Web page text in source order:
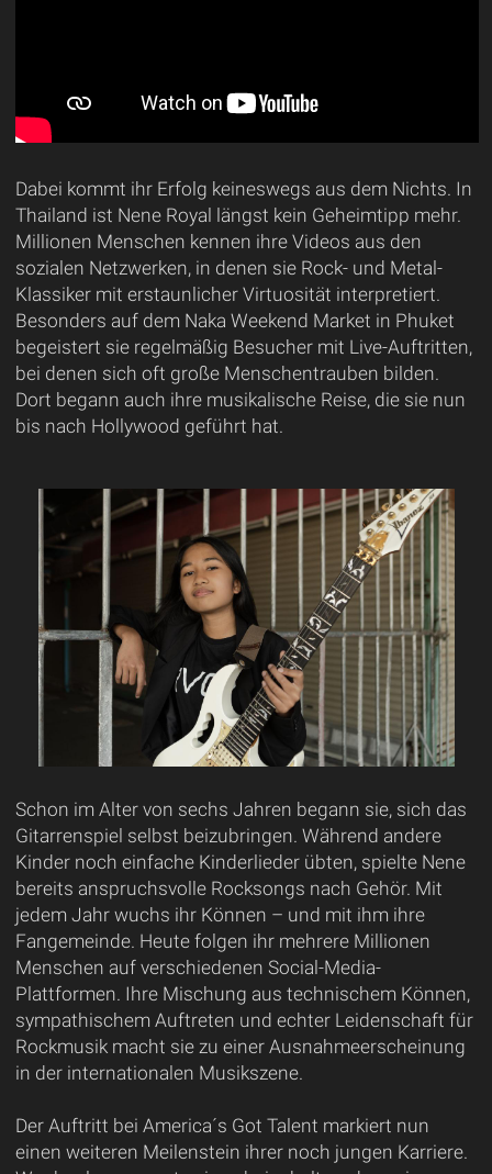
Dabei kommt ihr Erfolg keineswegs aus dem Nichts. In
Thailand ist Nene Royal längst kein Geheimtipp mehr.
Millionen Menschen kennen ihre Videos aus den
sozialen Netzwerken, in denen sie Rock- und Metal-
Klassiker mit erstaunlicher Virtuosität interpretiert.
Besonders auf dem Naka Weekend Market in Phuket
begeistert sie regelmäßig Besucher mit Live-Auftritten,
bei denen sich oft große Menschentrauben bilden.
Dort begann auch ihre musikalische Reise, die sie nun
bis nach Hollywood geführt hat.
Schon im Alter von sechs Jahren begann sie, sich das
Gitarrenspiel selbst beizubringen. Während andere
Kinder noch einfache Kinderlieder übten, spielte Nene
bereits anspruchsvolle Rocksongs nach Gehör. Mit
jedem Jahr wuchs ihr Können – und mit ihm ihre
Fangemeinde. Heute folgen ihr mehrere Millionen
Menschen auf verschiedenen Social-Media-
Plattformen. Ihre Mischung aus technischem Können,
sympathischem Auftreten und echter Leidenschaft für
Rockmusik macht sie zu einer Ausnahmeerscheinung
in der internationalen Musikszene.
Der Auftritt bei America´s Got Talent markiert nun
einen weiteren Meilenstein ihrer noch jungen Karriere.